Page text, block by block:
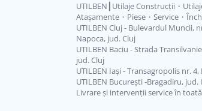
UTILBEN┃Utilaje Construcții・
Atașamente・Piese・Service・
UTILBEN Cluj - Bulevardul Muncii,
Napoca, jud. Cluj
UTILBEN Baciu - Strada
jud. Cluj
UTILBEN Iași - Transagropolis nr.
UTILBEN București -Bragadiru, jud.
Livrare și intervenții service în